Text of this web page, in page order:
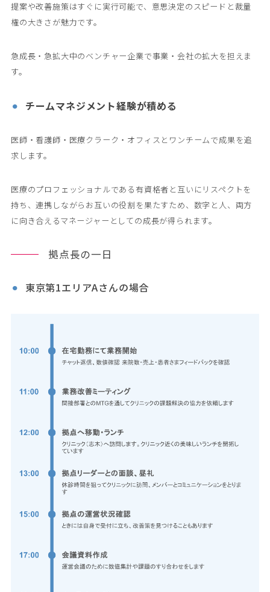
提案や改善施策はすぐに実行可能で、意思決定のスピードと裁量
権の大きさが魅力です。
急成長・急拡大中のベンチャー企業で事業・会社の拡大を担えま
す。
チームマネジメント経験が積める
医師・看護師・医療クラーク・オフィスとワンチームで成果を追
求します。
医療のプロフェッショナルである有資格者と互いにリスペクトを
持ち、連携しながらお互いの役割を果たすため、数字と人、両方
拠点長の一日
東京第1エリアAさんの場合